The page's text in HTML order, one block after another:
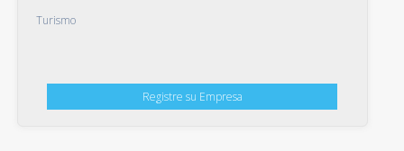
Turismo
Registre su Empresa